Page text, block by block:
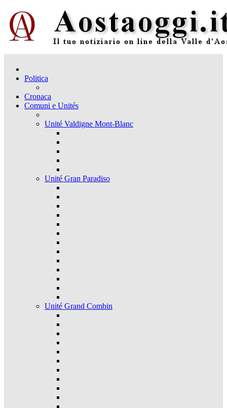
Politica
Cronaca
Comuni e Unités
Unité Valdigne Mont-Blanc
Unité Gran Paradiso
Unité Grand Combin